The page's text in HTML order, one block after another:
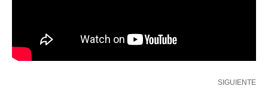
SIGUIENTE